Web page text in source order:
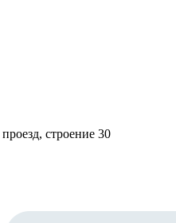
строение 30